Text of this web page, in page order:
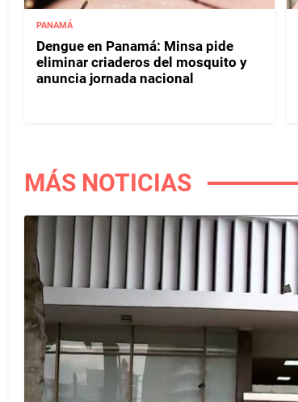
PANAMÁ
Dengue en Panamá: Minsa pide
eliminar criaderos del mosquito y
anuncia jornada nacional
MÁS NOTICIAS